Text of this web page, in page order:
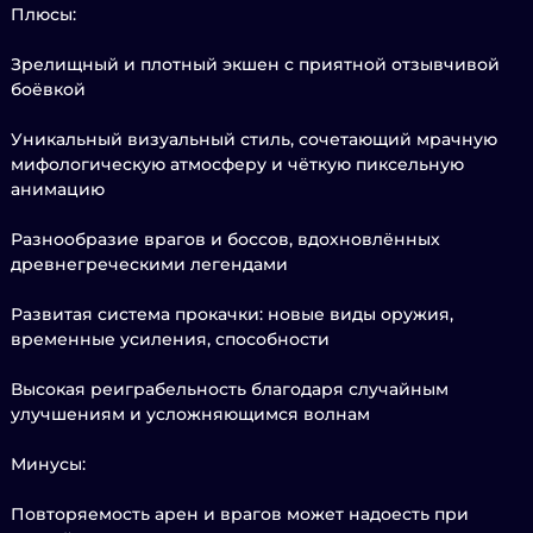
Плюсы:
Зрелищный и плотный экшен с приятной отзывчивой
боёвкой
Уникальный визуальный стиль, сочетающий мрачную
мифологическую атмосферу и чёткую пиксельную
анимацию
Разнообразие врагов и боссов, вдохновлённых
древнегреческими легендами
Развитая система прокачки: новые виды оружия,
временные усиления, способности
Высокая реиграбельность благодаря случайным
улучшениям и усложняющимся волнам
Минусы:
Повторяемость арен и врагов может надоесть при